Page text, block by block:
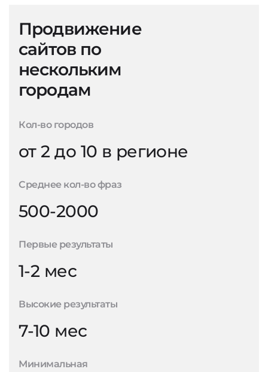
Продвижение
сайтов по
нескольким
городам
Кол-во городов
от 2 до 10 в регионе
Среднее кол-во фраз
500-2000
Первые результаты
1-2 мес
Высокие результаты
7-10 мес
Минимальная